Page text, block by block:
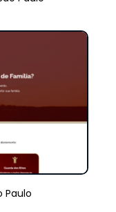
Paulo